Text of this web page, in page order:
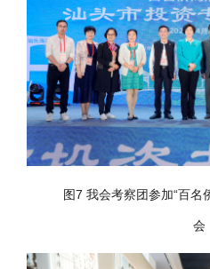
图7 我会考察团参加“百名
会